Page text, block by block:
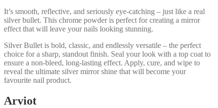
It’s smooth, reflective, and seriously eye-catching – just like a real
silver bullet. This chrome powder is perfect for creating a mirror
effect that will leave your nails looking stunning.
Silver Bullet is bold, classic, and endlessly versatile – the perfect
choice for a sharp, standout finish. Seal your look with a top coat to
ensure a non-bleed, long-lasting effect. Apply, cure, and wipe to
reveal the ultimate silver mirror shine that will become your
favourite nail product.
Arviot